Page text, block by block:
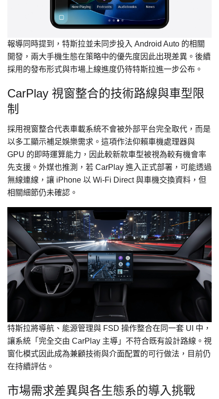
報導同時提到，特斯拉並未同步投入 Android Auto 的相關
開發，兩大手機生態在策略中的優先度因此出現差異。後續
採用的發布形式與市場上線進度仍待特斯拉進一步公布。
CarPlay 視窗整合的技術路線與車型限
制
採用視窗整合代表車載系統不會被外部平台完全取代，而是
以多工顯示補足娛樂需求。這項作法仰賴車機處理器與
GPU 的即時運算能力，因此較新款車型被視為較有機會率
先支援。外媒也推測，若 CarPlay 進入正式部署，可能透過
無線連線，讓 iPhone 以 Wi-Fi Direct 與車機交換資料，但
相關細節仍未確認。
特斯拉將導航、能源管理與 FSD 操作整合在同一套 UI 中，
讓系統「完全交由 CarPlay 主導」不符合既有設計路線。視
窗化模式因此成為兼顧技術與介面配置的可行做法，目前仍
在持續評估。
市場需求差異與各生態系的導入挑戰